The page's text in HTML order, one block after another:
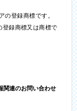
登録商標です。
録商標又は商標で
関連のお問い合わせ